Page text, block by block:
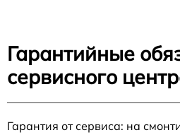
Гарантийные
сервисного
Гарантия от сервиса: на